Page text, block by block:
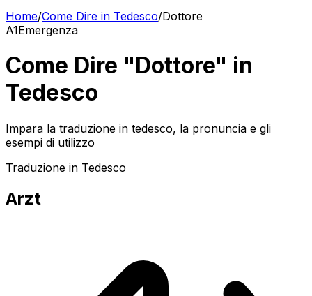
Home/Come Dire in Tedesco/Dottore
A1Emergenza
Come Dire "Dottore" in
Tedesco
Impara la traduzione in tedesco, la pronuncia e gli
esempi di utilizzo
Traduzione in Tedesco
Arzt